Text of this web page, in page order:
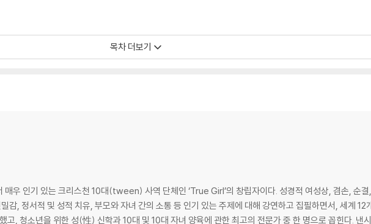
인이 될 수 있어. _ 88
목차 더보기
매우 인기 있는 크리스천 10대(tween) 사역 단체인 ‘True Girl’의 창립자이다. 성경적 여성상, 겸손, 순
감, 정서적 및 성적 치유, 부모와 자녀 간의 소통 등 인기 있는 주제에 대해 강연하고 집필하면서, 세계 12
고, 청소년을 위한 성(性) 신학과 10대 및 10대 자녀 양육에 관한 최고의 전문가 중 한 명으로 꼽힌다. 낸